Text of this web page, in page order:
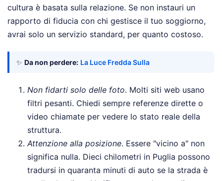
cultura è basata sulla relazione. Se non instauri un
rapporto di fiducia con chi gestisce il tuo soggiorno,
avrai solo un servizio standard, per quanto costoso.
✨ Da non perdere: La Luce Fredda Sulla
Non fidarti solo delle foto. Molti siti web usano
filtri pesanti. Chiedi sempre referenze dirette o
video chiamate per vedere lo stato reale della
struttura.
Attenzione alla posizione. Essere "vicino a" non
significa nulla. Dieci chilometri in Puglia possono
tradursi in quaranta minuti di auto se la strada è